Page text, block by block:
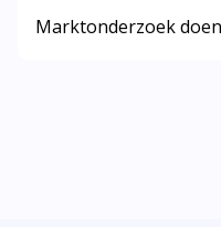
Marktonderzoek